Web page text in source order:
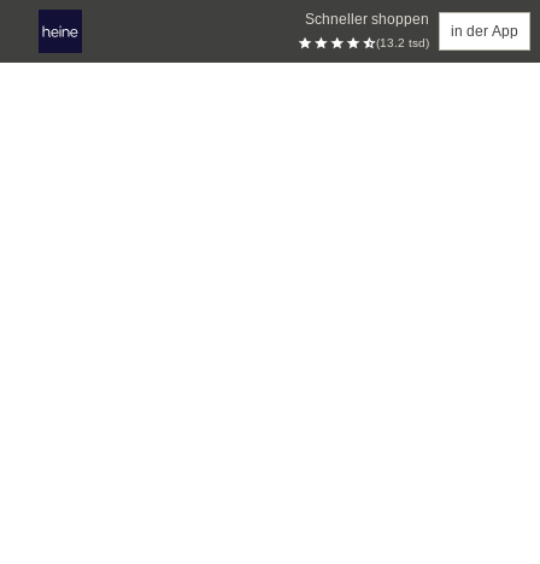
Schneller shoppen
(13.2 tsd)
in der App